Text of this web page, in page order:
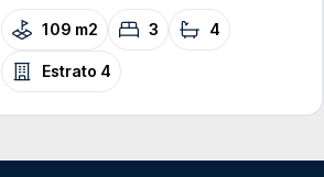
109 m2 3 4
Estrato 4